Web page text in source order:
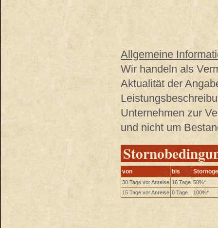
Allgemeine
Wir handeln als
Aktualität der
Unternehmen zur
und nicht um
von bis
30 Tage vor Anreise 16 Tage 50%*
15 Tage vor Anreise 0 Tage 100%*